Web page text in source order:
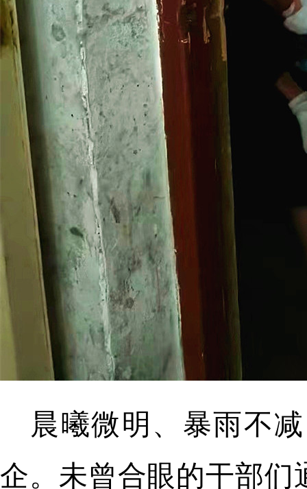
晨曦微明、暴雨不
企。未曾合眼的干部